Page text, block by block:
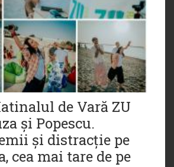
de Vară ZU
și Popescu.
și distracție pe
cea mai tare de pe